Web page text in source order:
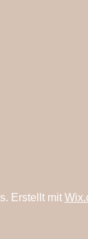
Erstellt mit